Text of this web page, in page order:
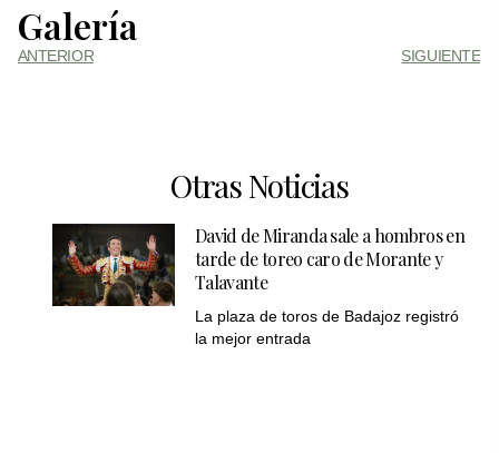
Galería
ANTERIOR SIGUIENTE
Otras Noticias
David de Miranda sale a hombros en
tarde de toreo caro de Morante y
Talavante
La plaza de toros de Badajoz registró
la mejor entrada